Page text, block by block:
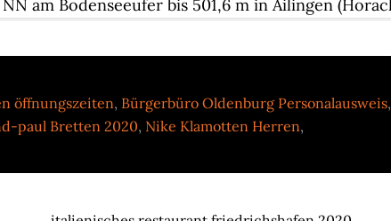
öffnungszeiten, Bürgerbüro Oldenburg Personalausweis,
paul Bretten 2020, Nike Klamotten Herren,